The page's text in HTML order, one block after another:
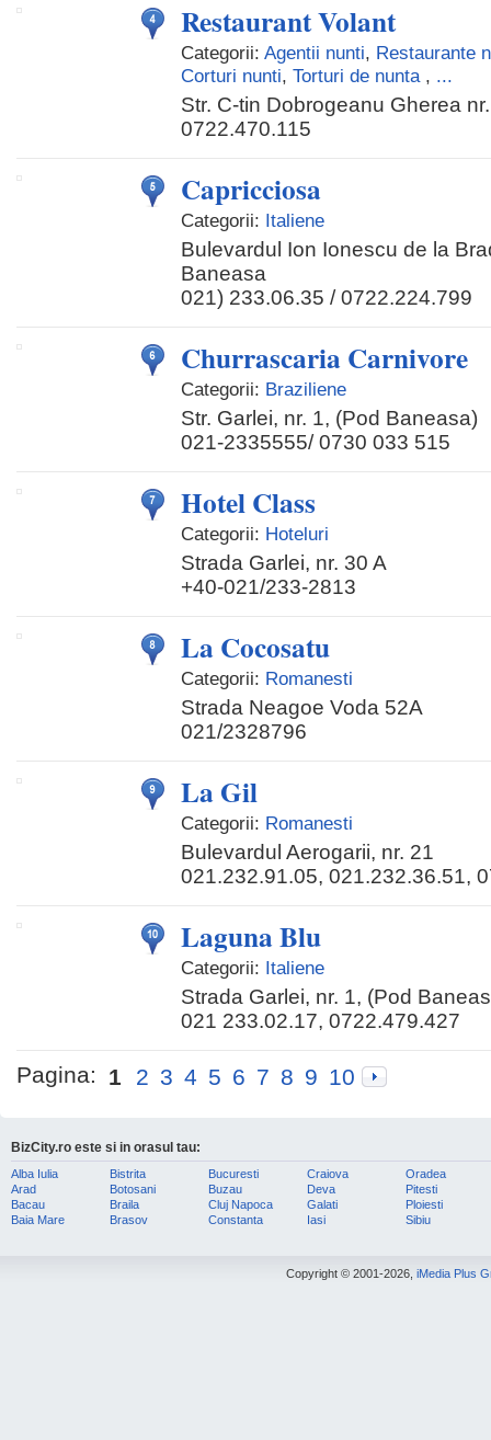
Restaurant Volant
Categorii: Agentii nunti, Restaurante
Corturi nunti, Torturi de nunta , ...
Str. C-tin Dobrogeanu Gherea
0722.470.115
Capricciosa
Categorii: Italiene
Bulevardul Ion Ionescu de la
Baneasa
021) 233.06.35 / 0722.224.799
Churrascaria Carnivore
Categorii: Braziliene
Str. Garlei, nr. 1, (Pod Baneasa)
021-2335555/ 0730 033 515
Hotel Class
Categorii: Hoteluri
Strada Garlei, nr. 30 A
+40-021/233-2813
La Cocosatu
Categorii: Romanesti
Strada Neagoe Voda 52A
021/2328796
La Gil
Categorii: Romanesti
Bulevardul Aerogarii, nr. 21
021.232.91.05, 021.232.36.51,
Laguna Blu
Categorii: Italiene
Strada Garlei, nr. 1, (Pod
021 233.02.17, 0722.479.427
Pagina: 1 2 3 4 5 6 7 8 9 10
BizCity.ro este si in orasul tau:
Alba Iulia
Arad
Bacau
Baia Mare
Bistrita
Botosani
Braila
Brasov
Bucuresti
Buzau
Cluj Napoca
Constanta
Craiova
Deva
Galati
Iasi
Oradea
Pitesti
Ploiesti
Sibiu
Copyright © 2001-2026, iMedia Plus